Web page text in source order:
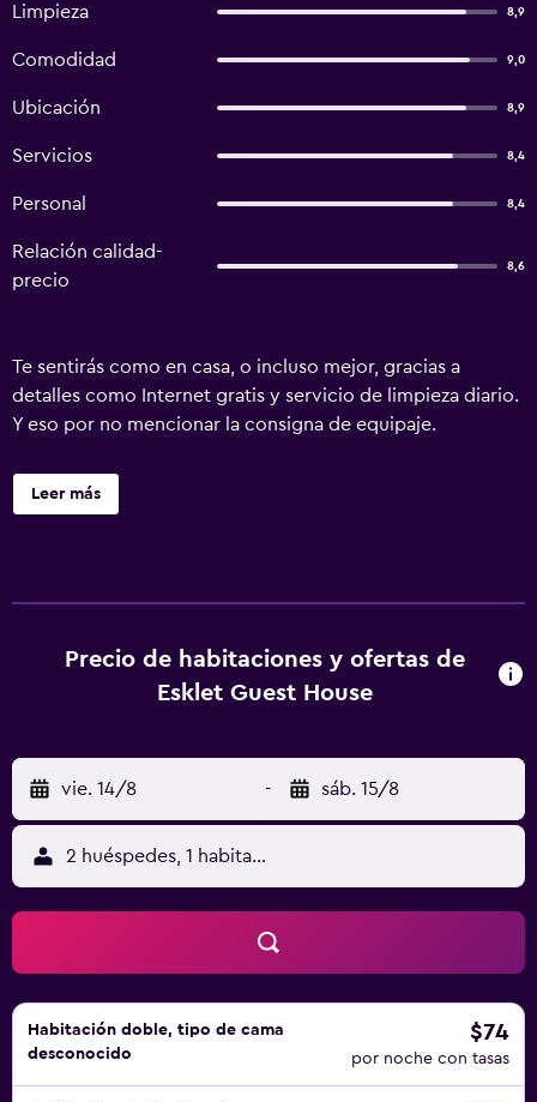
Limpieza 8,9
Comodidad 9,0
Ubicación 8,9
Servicios 8,4
Personal 8,4
Relación calidad-
precio
8,6
Te sentirás como en casa, o incluso mejor, gracias a
detalles como Internet gratis y servicio de limpieza diario.
Y eso por no mencionar la consigna de equipaje.
Leer más
Precio de habitaciones y ofertas de
Esklet Guest House
vie. 14/8 - sáb. 15/8
2 huéspedes, 1 habitación
Habitación doble, tipo de cama
desconocido
$74
por noche con tasas